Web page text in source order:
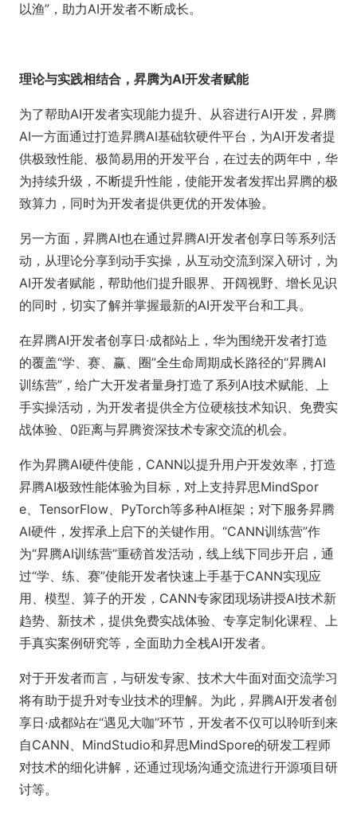
以渔”，助力AI开发者不断成长。
理论与实践相结合，昇腾为AI开发者赋能
为了帮助AI开发者实现能力提升、从容进行AI开发，昇腾
AI一方面通过打造昇腾AI基础软硬件平台，为AI开发者提
供极致性能、极简易用的开发平台，在过去的两年中，华
为持续升级，不断提升性能，使能开发者发挥出昇腾的极
致算力，同时为开发者提供更优的开发体验。
另一方面，昇腾AI也在通过昇腾AI开发者创享日等系列活
动，从理论分享到动手实操，从互动交流到深入研讨，为
AI开发者赋能，帮助他们提升眼界、开阔视野、增长见识
的同时，切实了解并掌握最新的AI开发平台和工具。
在昇腾AI开发者创享日·成都站上，华为围绕开发者打造
的覆盖“学、赛、赢、圈”全生命周期成长路径的“昇腾AI
训练营”，给广大开发者量身打造了系列AI技术赋能、上
手实操活动，为开发者提供全方位硬核技术知识、免费实
战体验、0距离与昇腾资深技术专家交流的机会。
作为昇腾AI硬件使能，CANN以提升用户开发效率，打造
昇腾AI极致性能体验为目标，对上支持昇思MindSpor
e、TensorFlow、PyTorch等多种AI框架；对下服务昇腾
AI硬件，发挥承上启下的关键作用。“CANN训练营”作
为“昇腾AI训练营”重磅首发活动，线上线下同步开启，通
过“学、练、赛”使能开发者快速上手基于CANN实现应
用、模型、算子的开发，CANN专家团现场讲授AI技术新
趋势、新技术，提供免费实战体验、专享定制化课程、上
手真实案例研究等，全面助力全栈AI开发者。
对于开发者而言，与研发专家、技术大牛面对面交流学习
将有助于提升对专业技术的理解。为此，昇腾AI开发者创
享日·成都站在“遇见大咖”环节，开发者不仅可以聆听到来
自CANN、MindStudio和昇思MindSpore的研发工程师
对技术的细化讲解，还通过现场沟通交流进行开源项目研
讨等。